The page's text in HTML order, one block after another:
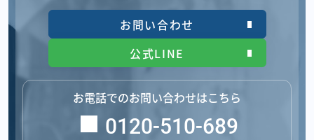
お問い合わせ
公式LINE
お電話でのお問い合わせはこちら
0120-510-689